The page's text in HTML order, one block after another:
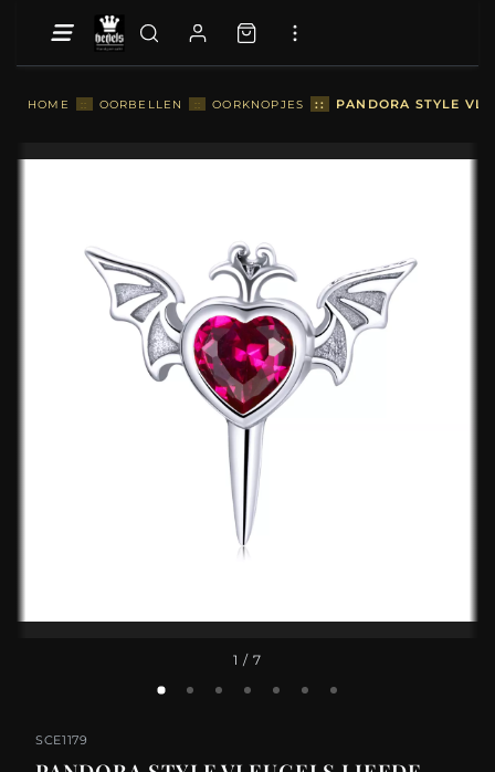
HOME :: OORBELLEN :: OORKNOPJES :: PANDORA STYLE
1 / 7
SCE1179